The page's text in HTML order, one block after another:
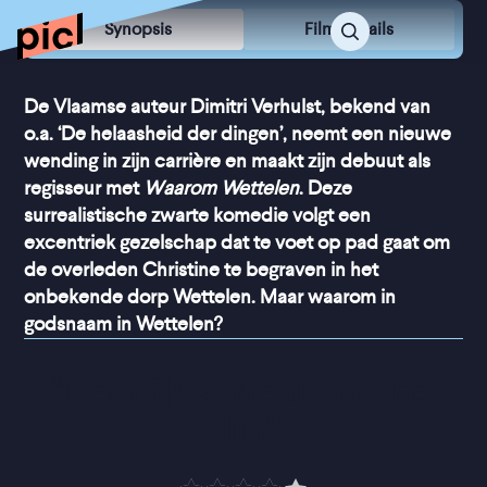
Synopsis Film Details
De Vlaamse auteur Dimitri Verhulst, bekend van
o.a. ‘De helaasheid der dingen’, neemt een nieuwe
wending in zijn carrière en maakt zijn debuut als
regisseur met Waarom Wettelen. Deze
surrealistische zwarte komedie volgt een
excentriek gezelschap dat te voet op pad gaat om
de overleden Christine te begraven in het
onbekende dorp Wettelen. Maar waarom in
godsnaam in Wettelen?